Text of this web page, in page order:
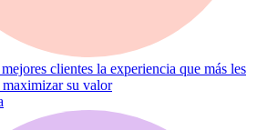
clientes la experiencia que más les
su valor